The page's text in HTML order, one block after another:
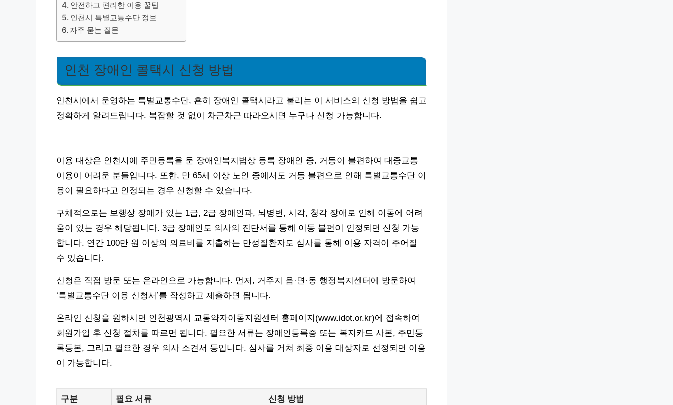
안전하고 편리한 이용 꿀팁
인천시 특별교통수단 정보
자주 묻는 질문
인천 장애인 콜택시 신청 방법
인천시에서 운영하는 특별교통수단, 흔히 장애인 콜택시라고 불리는 이 서비스의 신청 방법을 쉽고
정확하게 알려드립니다. 복잡할 것 없이 차근차근 따라오시면 누구나 신청 가능합니다.
이용 대상은 인천시에 주민등록을 둔 장애인복지법상 등록 장애인 중, 거동이 불편하여 대중교통
이용이 어려운 분들입니다. 또한, 만 65세 이상 노인 중에서도 거동 불편으로 인해 특별교통수단 이
용이 필요하다고 인정되는 경우 신청할 수 있습니다.
구체적으로는 보행상 장애가 있는 1급, 2급 장애인과, 뇌병변, 시각, 청각 장애로 인해 이동에 어려
움이 있는 경우 해당됩니다. 3급 장애인도 의사의 진단서를 통해 이동 불편이 인정되면 신청 가능
합니다. 연간 100만 원 이상의 의료비를 지출하는 만성질환자도 심사를 통해 이용 자격이 주어질
수 있습니다.
신청은 직접 방문 또는 온라인으로 가능합니다. 먼저, 거주지 읍·면·동 행정복지센터에 방문하여
‘특별교통수단 이용 신청서’를 작성하고 제출하면 됩니다.
온라인 신청을 원하시면 인천광역시 교통약자이동지원센터 홈페이지(www.idot.or.kr)에 접속하여
회원가입 후 신청 절차를 따르면 됩니다. 필요한 서류는 장애인등록증 또는 복지카드 사본, 주민등
록등본, 그리고 필요한 경우 의사 소견서 등입니다. 심사를 거쳐 최종 이용 대상자로 선정되면 이용
이 가능합니다.
구분 필요 서류 신청 방법